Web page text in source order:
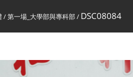
/第一場_大學部與專科部/ DSC08084